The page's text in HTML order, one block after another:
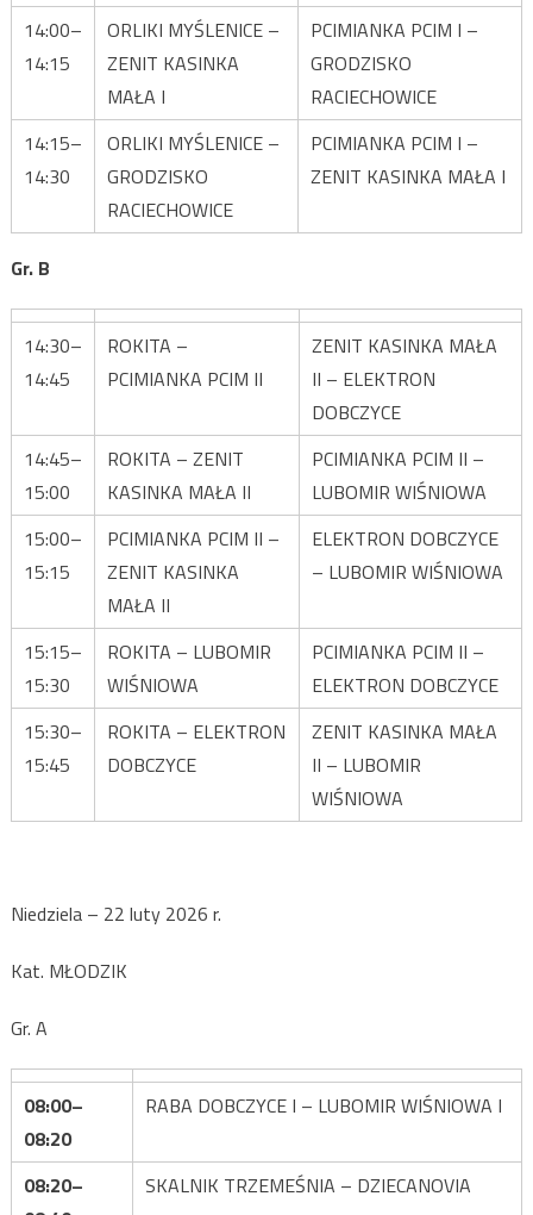
14:00–
14:15
ORLIKI MYŚLENICE –
ZENIT KASINKA
MAŁA I
PCIMIANKA PCIM I –
GRODZISKO
RACIECHOWICE
14:15–
14:30
ORLIKI MYŚLENICE –
GRODZISKO
RACIECHOWICE
PCIMIANKA PCIM I –
ZENIT KASINKA MAŁA I
Gr. B
14:30–
14:45
ROKITA –
PCIMIANKA PCIM II
ZENIT KASINKA MAŁA
II – ELEKTRON
DOBCZYCE
14:45–
15:00
ROKITA – ZENIT
KASINKA MAŁA II
PCIMIANKA PCIM II –
LUBOMIR WIŚNIOWA
15:00–
15:15
PCIMIANKA PCIM II –
ZENIT KASINKA
MAŁA II
ELEKTRON DOBCZYCE
– LUBOMIR WIŚNIOWA
15:15–
15:30
ROKITA – LUBOMIR
WIŚNIOWA
PCIMIANKA PCIM II –
ELEKTRON DOBCZYCE
15:30–
15:45
ROKITA – ELEKTRON
DOBCZYCE
ZENIT KASINKA MAŁA
II – LUBOMIR
WIŚNIOWA
Niedziela – 22 luty 2026 r.
Kat. MŁODZIK
Gr. A
08:00–
08:20
RABA DOBCZYCE I – LUBOMIR WIŚNIOWA I
08:20–
SKALNIK TRZEMEŚNIA – DZIECANOVIA